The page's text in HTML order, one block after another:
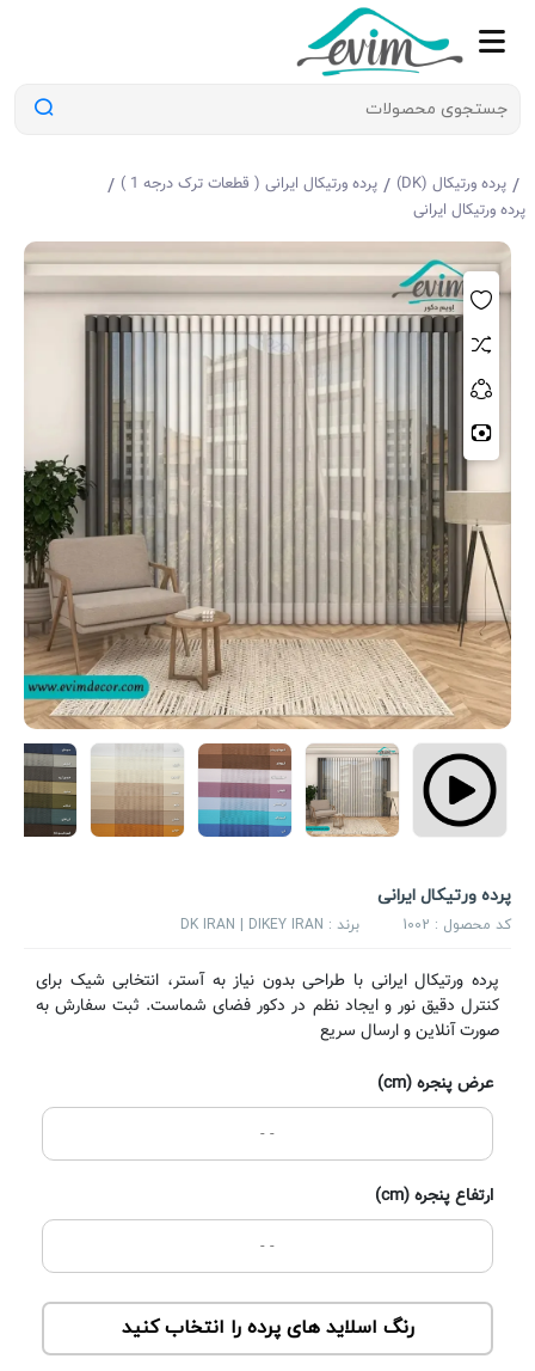
/ پرده ورتیکال (DK) / پرده ورتیکال ایرانی ( قطعات ترک درجه 1 ) /
پرده ورتیکال ایرانی
پرده ورتیکال ایرانی
کد محصول : 1002 برند : DK IRAN | DIKEY IRAN
پرده ورتیکال ایرانی با طراحی بدون نیاز به آستر، انتخابی شیک برای
کنترل دقیق نور و ایجاد نظم در دکور فضای شماست. ثبت سفارش به
صورت آنلاین و ارسال سریع
عرض پنجره (cm)
ارتفاع پنجره (cm)
رنگ اسلاید های پرده را انتخاب کنید